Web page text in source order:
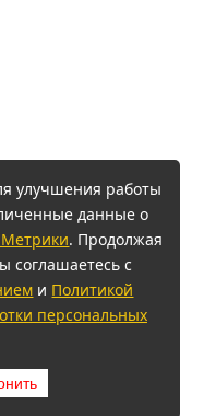
улучшения работы
данные о
. Продолжая
соглашаетесь с
и Политикой
персональных